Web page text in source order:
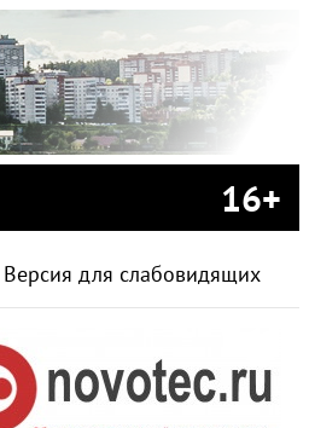
16+
Версия для слабовидящих